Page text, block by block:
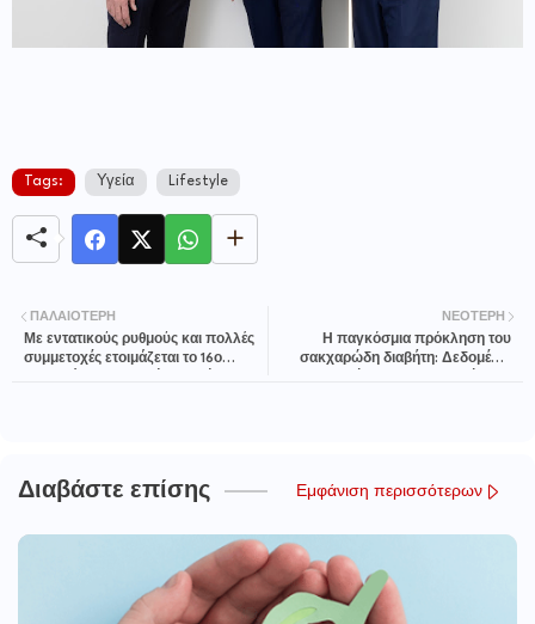
Tags: Υγεία Lifestyle
ΝΕΌΤΕΡΗ
Η παγκόσμια πρόκληση του
σακχαρώδη διαβήτη: Δεδομένα,
ΠΑΛΑΙΌΤΕΡΗ
Με εντατικούς ρυθμούς και πολλές
συμμετοχές ετοιμάζεται το 16ο
Διαβάστε επίσης Εμφάνιση περισσότερων